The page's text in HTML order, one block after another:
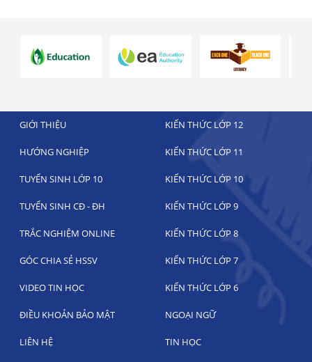
GIỚI THIỆU KIẾN THỨC LỚP 12
HƯỚNG NGHIỆP KIẾN THỨC LỚP 11
TUYỂN SINH LỚP 10 KIẾN THỨC LỚP 10
TUYỂN SINH CĐ - ĐH KIẾN THỨC LỚP 9
TRẮC NGHIỆM ONLINE KIẾN THỨC LỚP 8
GÓC CHIA SẺ HSSV KIẾN THỨC LỚP 7
VIDEO TIN HỌC KIẾN THỨC LỚP 6
ĐIỀU KHOẢN BẢO MẬT NGOẠI NGỮ
LIÊN HỆ TIN HỌC